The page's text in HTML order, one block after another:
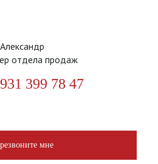
Александр
отдела продаж
399 78 47
мне